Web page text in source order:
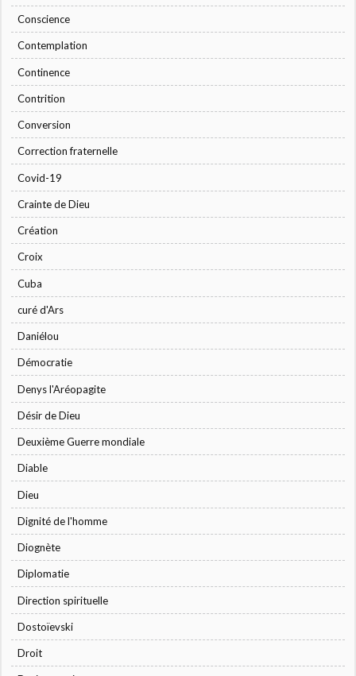
Conscience
Contemplation
Continence
Contrition
Conversion
Correction fraternelle
Covid-19
Crainte de Dieu
Création
Croix
Cuba
curé d'Ars
Daniélou
Démocratie
Denys l'Aréopagite
Désir de Dieu
Deuxième Guerre mondiale
Diable
Dieu
Dignité de l'homme
Diognète
Diplomatie
Direction spirituelle
Dostoïevski
Droit